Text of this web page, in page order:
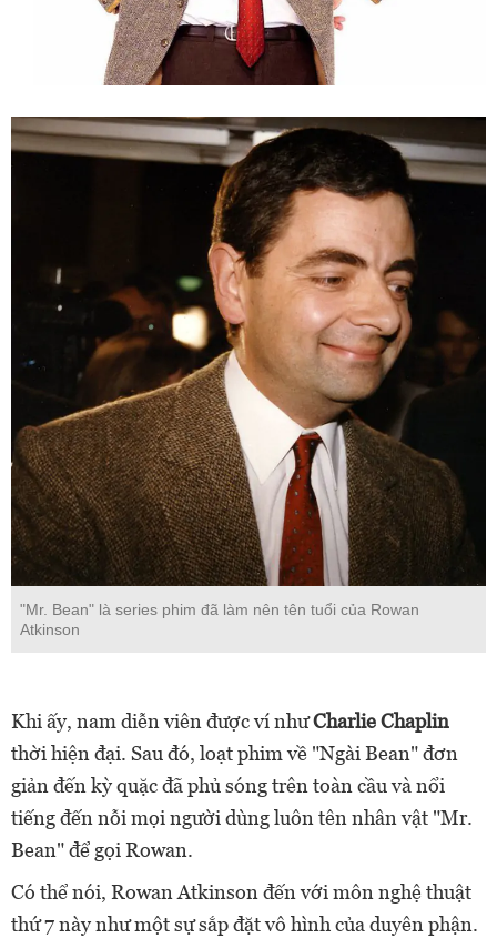
"Mr. Bean" là series phim đã làm nên tên tuổi của Rowan
Atkinson
Khi ấy, nam diễn viên được ví nhưCharlie Chaplin
thời hiện đại. Sau đó, loạt phim về "Ngài Bean" đơn
giản đến kỳ quặc đã phủ sóng trên toàn cầu và nổi
tiếng đến nỗi mọi người dùng luôn tên nhân vật "Mr.
Bean" để gọi Rowan.
Có thể nói, Rowan Atkinson đến với môn nghệ thuật
thứ 7 này như một sự sắp đặt vô hình của duyên phận.